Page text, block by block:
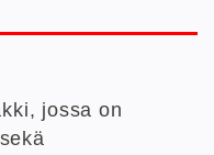
jossa on